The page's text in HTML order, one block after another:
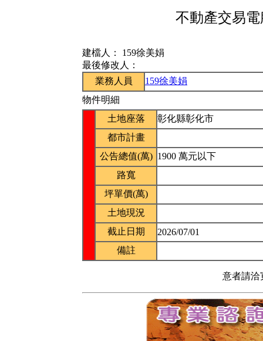
不動產交易
建檔人： 159徐美娟
最後修改人：
業務人員
159徐美娟
物件明細
土地座落
彰化縣彰化市
都市計畫
公告總值(萬) 1900 萬元以下
路寬
坪單價(萬)
土地現況
截止日期
2026/07/01
備註
意者請洽